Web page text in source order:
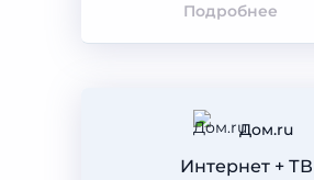
Подробнее
Дом.ru
Интернет + ТВ